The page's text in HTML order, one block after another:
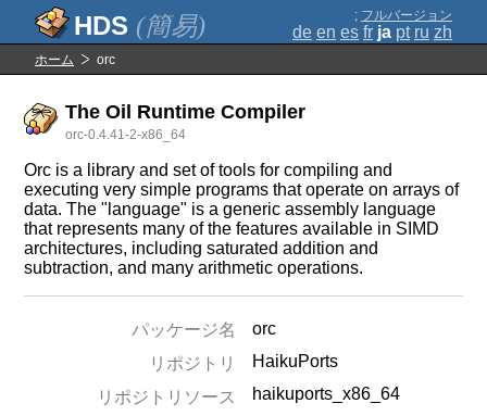
(簡易) ; フルバージョン
de en es fr ja pt ru zh
ホーム orc
The Oil Runtime Compiler
orc-0.4.41-2-x86_64
Orc is a library and set of tools for compiling and
executing very simple programs that operate on arrays of
data. The "language" is a generic assembly language
that represents many of the features available in SIMD
architectures, including saturated addition and
subtraction, and many arithmetic operations.
パッケージ名
orc
リポジトリ
HaikuPorts
リポジトリソース
haikuports_x86_64